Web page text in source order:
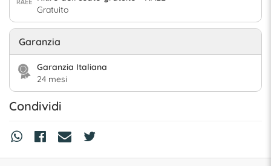
Gratuito
Garanzia
Garanzia Italiana
24 mesi
Condividi